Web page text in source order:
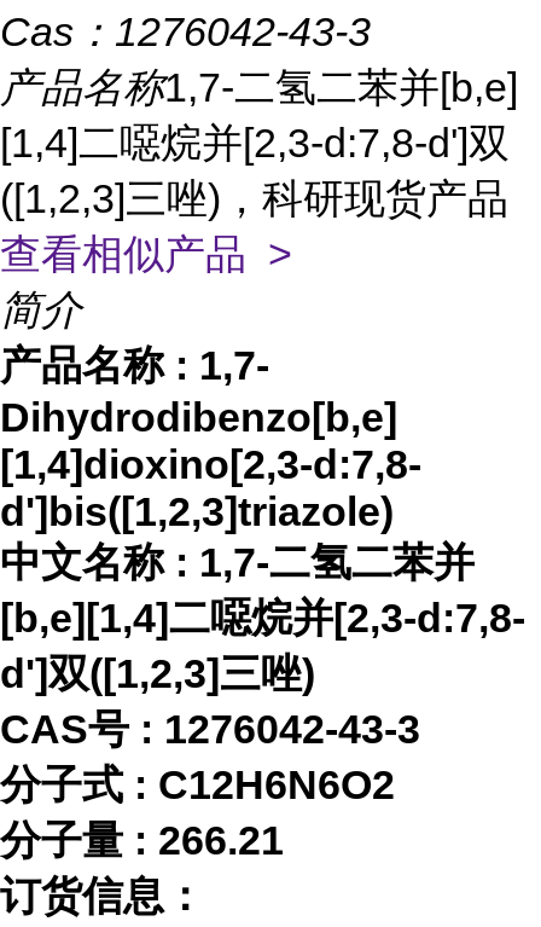
Cas： 1276042-43-3
产品名称1,7-二氢二苯并[b,e]
[1,4]二噁烷并[2,3-d:7,8-d']双
([1,2,3]三唑)，科研现货产品
查看相似产品 >
简介
产品名称 : 1,7-
Dihydrodibenzo[b,e]
[1,4]dioxino[2,3-d:7,8-
d']bis([1,2,3]triazole)
中文名称 : 1,7-二氢二苯并
[b,e][1,4]二噁烷并[2,3-d:7,8-
d']双([1,2,3]三唑)
CAS号 : 1276042-43-3
分子式 : C12H6N6O2
分子量 : 266.21
订货信息：